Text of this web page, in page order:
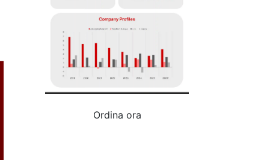
Ordina ora